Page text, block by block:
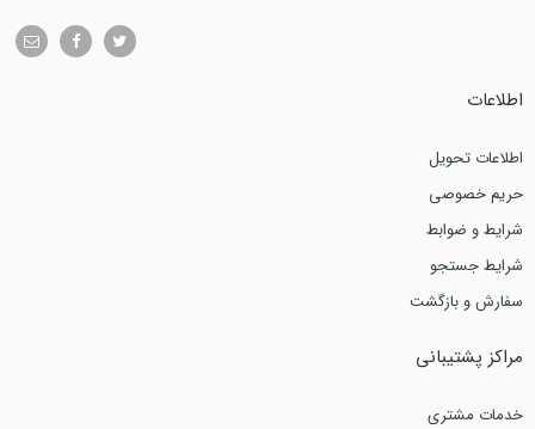
اطلاعات
اطلاعات تحویل
حریم خصوصی
شرایط و ضوابط
شرایط جستجو
سفارش و بازگشت
مراکز پشتیبانی
خدمات مشتری